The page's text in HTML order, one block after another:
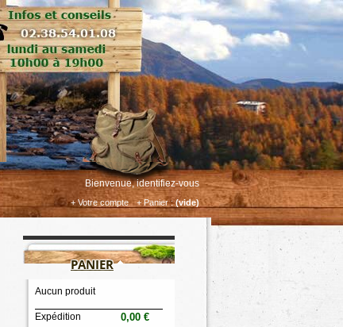
Bienvenue, identifiez-vous
+ Panier : (vide)
+ Votre compte
PANIER
Aucun produit
Expédition 0,00 €